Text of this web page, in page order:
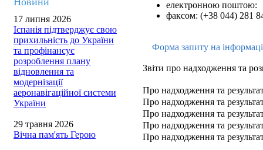
17 липня 2026
Іспанія підтверджує свою
прихильність до України
та профінансує
розроблення плану
відновлення та
модернізації
аеронавігаційної системи
України
29 травня 2026
Вічна пам'ять Герою
електронною поштою:
факсом: (+38 044) 281
Форма запиту на
Звіти про надходження та
Про надходження та
Про надходження та
Про надходження та
Про надходження та
Про надходження та